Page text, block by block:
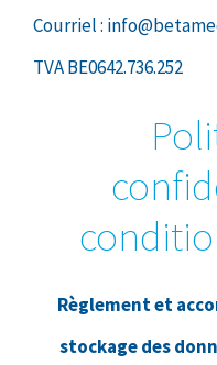
Courriel :
TVA BE0642.736.252
Règlement et
stockage des